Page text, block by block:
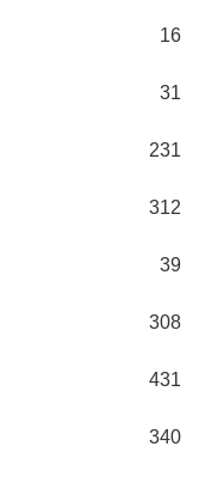
16
31
231
312
39
308
431
340